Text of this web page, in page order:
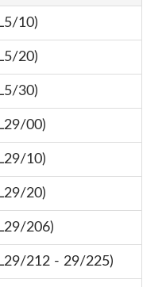
10)
20)
30)
00)
10)
20)
206)
212 - 29/225)